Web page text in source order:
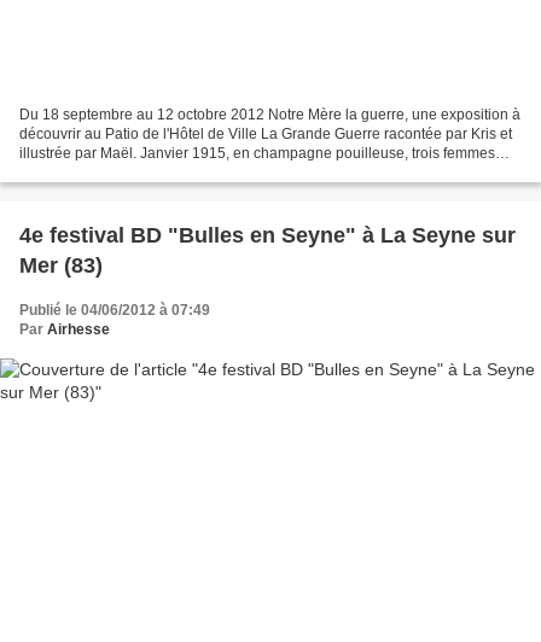
Du 18 septembre au 12 octobre 2012 Notre Mère la guerre, une exposition à
découvrir au Patio de l'Hôtel de Ville La Grande Guerre racontée par Kris et
illustrée par Maël. Janvier 1915, en champagne pouilleuse, trois femmes
4e festival BD "Bulles en Seyne" à La Seyne sur
Mer (83)
Publié le 04/06/2012 à 07:49
Par Airhesse